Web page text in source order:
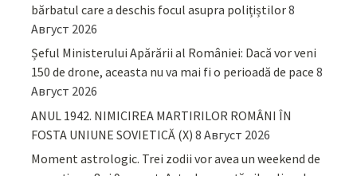
bărbatul care a deschis focul asupra polițiștilor8
Август 2026
Șeful Ministerului Apărării al României: Dacă vor veni
150 de drone, aceasta nu va mai fi o perioadă de pace 8
Август 2026
ANUL 1942. NIMICIREA MARTIRILOR ROMÂNI ÎN
FOSTA UNIUNE SOVIETICĂ (X) 8 Август 2026
Moment astrologic. Trei zodii vor avea un weekend de